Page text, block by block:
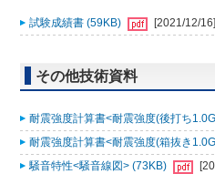
試験成績書 (59KB) [2021/12/16]
その他技術資料
耐震強度計算書<耐震強度(後打ち
耐震強度計算書<耐震強度(箱抜き
騒音特性<騒音線図> (73KB)